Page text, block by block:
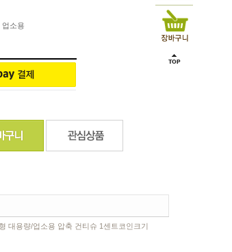
업소용
대용량/업소용 압축 건티슈 1센트코인크기